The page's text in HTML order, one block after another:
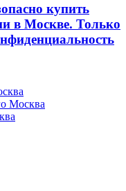
купить
в Москве. Только
Москва